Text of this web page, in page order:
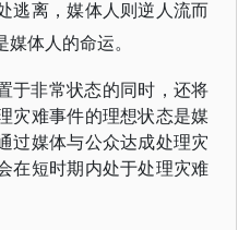
逃离，媒体人则逆人流而
体人的命运。
于非常状态的同时，还将
灾难事件的理想状态是媒
过媒体与公众达成处理灾
在短时期内处于处理灾难